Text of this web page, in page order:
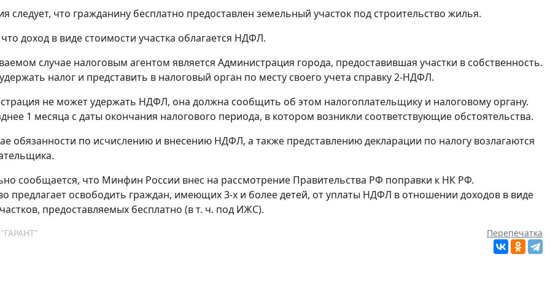
следует, что гражданину бесплатно предоставлен земельный участок под строительство жилья.
доход в виде стоимости участка облагается НДФЛ.
случае налоговым агентом является Администрация города, предоставившая участки в собственность.
налог и представить в налоговый орган по месту своего учета справку 2-НДФЛ.
не может удержать НДФЛ, она должна сообщить об этом налогоплательщику и налоговому органу.
1 месяца с даты окончания налогового периода, в котором возникли соответствующие обстоятельства.
обязанности по исчислению и внесению НДФЛ, а также представлению декларации по налогу возлагаются
сообщается, что Минфин России внес на рассмотрение Правительства РФ поправки к НК РФ.
предлагает освободить граждан, имеющих 3-х и более детей, от уплаты НДФЛ в отношении доходов в виде
предоставляемых бесплатно (в т. ч. под ИЖС).
Перепечатка